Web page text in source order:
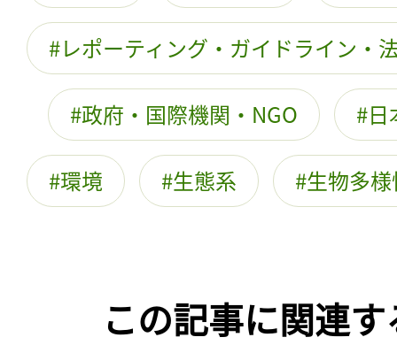
レポーティング・ガイドライン・
政府・国際機関・NGO 日
環境 生態系 生物多
この記事に関連